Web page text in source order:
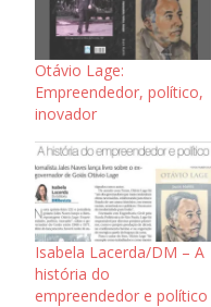
Otávio Lage:
Empreendedor, político,
inovador
Isabela Lacerda/DM – A
história do
empreendedor e político